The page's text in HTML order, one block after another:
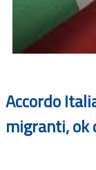
Accordo
migranti, ok